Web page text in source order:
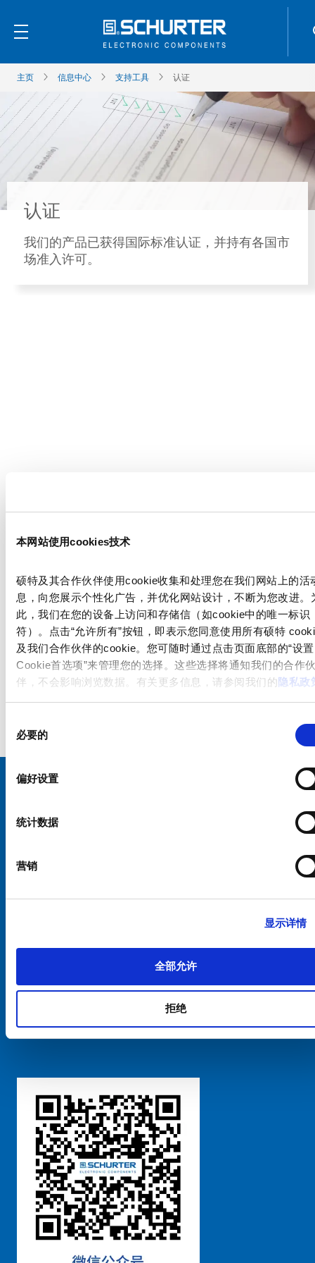
本网站使用cookies技术
硕特及其合作伙伴使用cookie收集和处理您在我们网站上的活
息，向您展示个性化广告，并优化网站设计，不断为您改进。
此，我们在您的设备上访问和存储信（如cookie中的唯一标识
符）。点击“允许所有”按钮，即表示您同意使用所有硕特
及我们合作伙伴的cookie。您可随时通过点击页面底部的“设置
Cookie首选项”来管理您的选择。这些选择将通知我们的合作
伴，不会影响浏览数据。有关更多信息，请参阅我们的隐私政
选
必要的
偏好设置
统计数据
营销
显示详情
全部允许
拒绝
主页 信息中心 支持工具 认证
认证
我们的产品已获得国际标准认证，并持有各国市
场准入许可。
粤ICP备 2021170698号